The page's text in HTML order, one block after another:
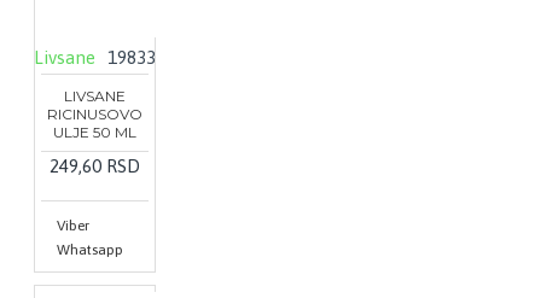
Livsane 19833
LIVSANE
RICINUSOVO
ULJE 50 ML
249,60 RSD
Viber
Whatsapp